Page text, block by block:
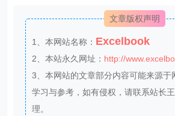
文章版权声明
1、本网站名称： Excelbook
2、本站永久网址： http://
3、本网站的文章部分内容可能来源于
学习与参考，如有侵权，请联系站长
理。